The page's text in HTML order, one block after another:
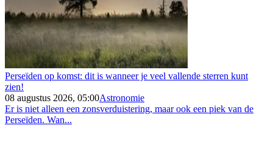
Perseïden op komst: dit is wanneer je veel vallende sterren kunt
zien!
08 augustus 2026, 05:00Astronomie
Er is niet alleen een zonsverduistering, maar ook een piek van de
Perseïden. Wan...